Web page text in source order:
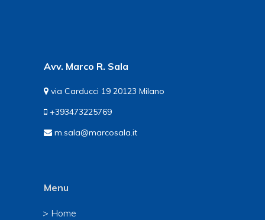
Avv. Marco R. Sala
via Carducci 19 20123 Milano
+393473225769
m.sala@marcosala.it
Menu
> Home